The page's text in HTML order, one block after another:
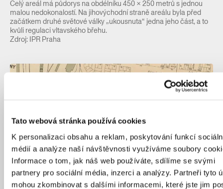
Tato webová stránka používá cookies
K personalizaci obsahu a reklam, poskytování funkcí
médií a analýze naší návštěvnosti využíváme soubory
Informace o tom, jak náš web používáte, sdílíme se svými
partnery pro sociální média, inzerci a analýzy. Partneři tyto
mohou zkombinovat s dalšími informacemi, které jste jim
Celý areál má půdorys na obdélníku 450 × 250 metrů s jednou
malou nedokonalostí. Na jihovýchodní straně areálu byla před
začátkem druhé světové války „ukousnuta“ jedna jeho část, a to
kvůli regulaci vltavského břehu.
Zdroj: IPR Praha
Zdroj: IPR Praha